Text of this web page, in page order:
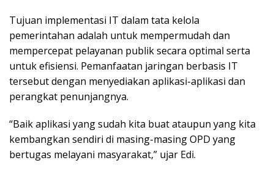
Tujuan implementasi IT dalam tata kelola
pemerintahan adalah untuk mempermudah dan
mempercepat pelayanan publik secara optimal serta
untuk efisiensi. Pemanfaatan jaringan berbasis IT
tersebut dengan menyediakan aplikasi-aplikasi dan
perangkat penunjangnya.
“Baik aplikasi yang sudah kita buat ataupun yang kita
kembangkan sendiri di masing-masing OPD yang
bertugas melayani masyarakat,” ujar Edi.